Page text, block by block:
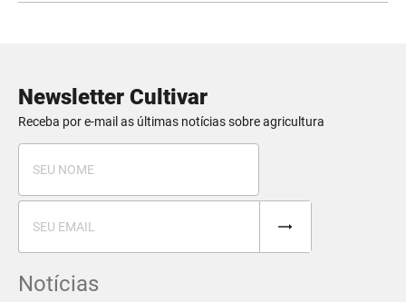
Newsletter Cultivar
Receba por e-mail as últimas notícias sobre agricultura
Notícias